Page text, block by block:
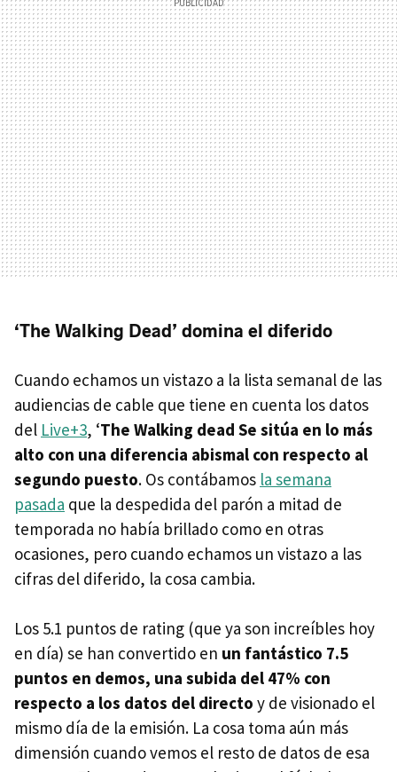
‘The Walking Dead’ domina el diferido
Cuando echamos un vistazo a la lista semanal de las
audiencias de cable que tiene en cuenta los datos
del Live+3, ‘The Walking dead Se sitúa en lo más
alto con una diferencia abismal con respecto al
segundo puesto. Os contábamos la semana
pasada que la despedida del parón a mitad de
temporada no había brillado como en otras
ocasiones, pero cuando echamos un vistazo a las
cifras del diferido, la cosa cambia.
Los 5.1 puntos de rating (que ya son increíbles hoy
en día) se han convertido en un fantástico 7.5
puntos en demos, una subida del 47% con
respecto a los datos del directo y de visionado el
mismo día de la emisión. La cosa toma aún más
dimensión cuando vemos el resto de datos de esa